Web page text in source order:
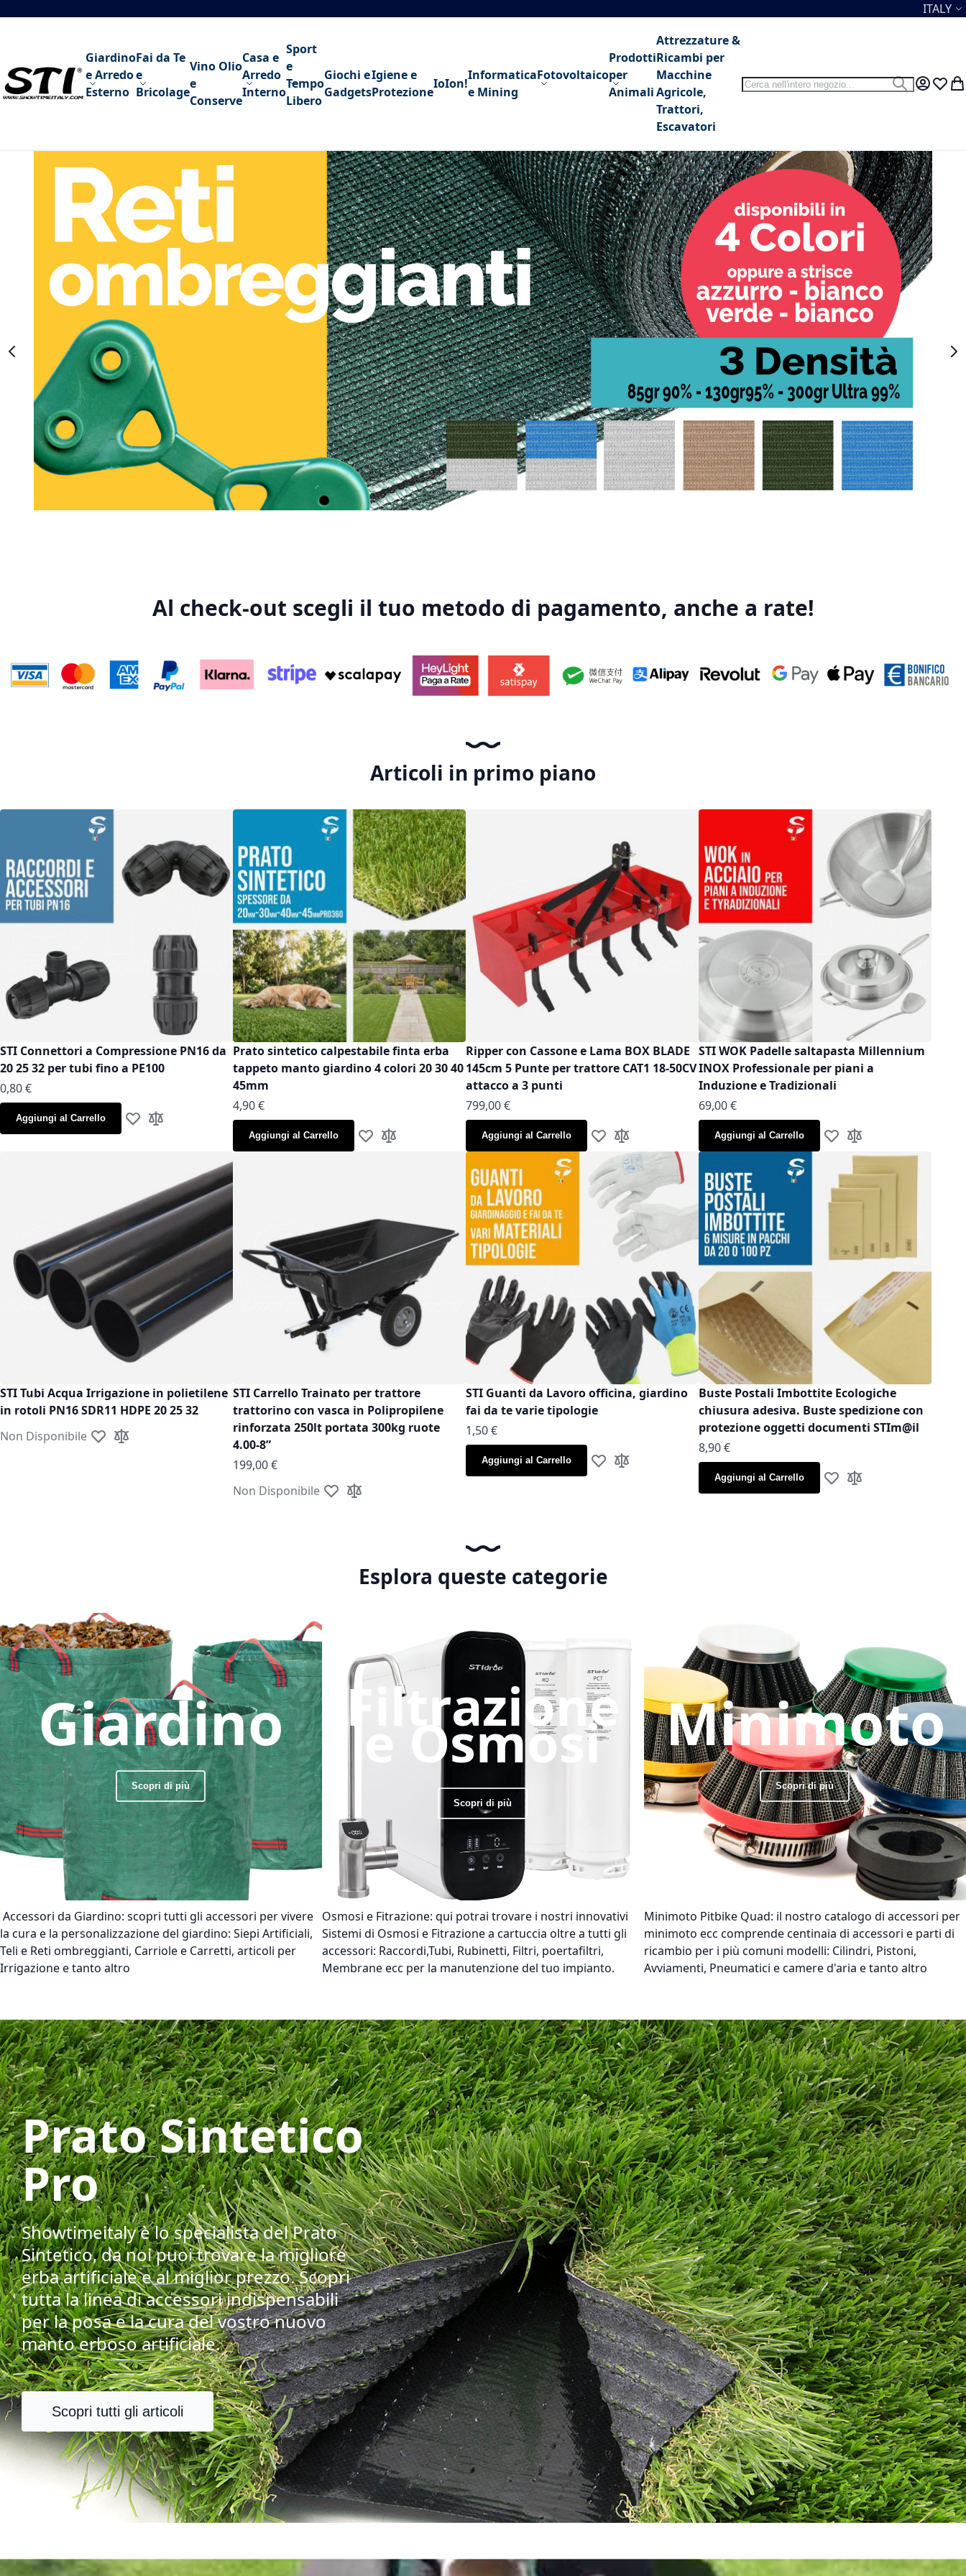
Salta al contenuto Lingua
ITALY
Giardino
e Arredo
Esterno
Fai da Te
e
Bricolage
Vino Olio
e
Conserve
Casa e
Arredo
Interno
Sport
e
Tempo
Libero
Giochi e
Gadgets
Igiene e
Protezione
IoIon!
Informatica
e Mining
Fotovoltaico
Prodotti
per
Animali
Attrezzature &
Ricambi per
Macchine
Agricole,
Trattori,
Escavatori
Search
Search
My Lista
Al check-out scegli il tuo metodo di pagamento, anche a rate!
Articoli in primo piano
STI Connettori a Compressione PN16 da
20 25 32 per tubi fino a PE100
As low as
0,80 €
Aggiungi al Carrello Aggiungi alla lista desideri
Aggiungi al confronto
Prato sintetico calpestabile finta erba
tappeto manto giardino 4 colori 20 30 40
45mm
As low as
4,90 €
Aggiungi al Carrello Aggiungi alla lista desideri
Aggiungi al confronto
Ripper con Cassone e Lama BOX BLADE
145cm 5 Punte per trattore CAT1 18-50CV
attacco a 3 punti
799,00 €
Aggiungi al Carrello Aggiungi alla lista desideri
Aggiungi al confronto
STI WOK Padelle saltapasta Millennium
INOX Professionale per piani a
Induzione e Tradizionali
As low as
69,00 €
Aggiungi al Carrello Aggiungi alla lista desideri
Aggiungi al confronto
STI Tubi Acqua Irrigazione in polietilene
in rotoli PN16 SDR11 HDPE 20 25 32
Non Disponibile Aggiungi alla lista desideri
Aggiungi al confronto
STI Carrello Trainato per trattore
trattorino con vasca in Polipropilene
rinforzata 250lt portata 300kg ruote
4.00-8”
199,00 €
Non Disponibile Aggiungi alla lista desideri
Aggiungi al confronto
STI Guanti da Lavoro officina, giardino
fai da te varie tipologie
As low as
1,50 €
Aggiungi al Carrello Aggiungi alla lista desideri
Aggiungi al confronto
Buste Postali Imbottite Ecologiche
chiusura adesiva. Buste spedizione con
protezione oggetti documenti STIm@il
As low as
8,90 €
Aggiungi al Carrello Aggiungi alla lista desideri
Aggiungi al confronto
Esplora queste categorie
Giardino
Scopri di più
Accessori da Giardino: scopri tutti gli accessori per vivere
la cura e la personalizzazione del giardino: Siepi Artificiali,
Teli e Reti ombreggianti, Carriole e Carretti, articoli per
Irrigazione e tanto altro
Filtrazione
e Osmosi
Scopri di più
Osmosi e Fitrazione: qui potrai trovare i nostri innovativi
Sistemi di Osmosi e Fitrazione a cartuccia oltre a tutti gli
accessori: Raccordi,Tubi, Rubinetti, Filtri, poertafiltri,
Membrane ecc per la manutenzione del tuo impianto.
Minimoto
Scopri di più
Minimoto Pitbike Quad: il nostro catalogo di accessori per
minimoto ecc comprende centinaia di accessori e parti di
ricambio per i più comuni modelli: Cilindri, Pistoni,
Avviamenti, Pneumatici e camere d'aria e tanto altro
Prato Sintetico
Pro
Showtimeitaly è lo specialista del Prato
Sintetico, da noi puoi trovare la migliore
erba artificiale e al miglior prezzo. Scopri
tutta la linea di accessori indispensabili
per la posa e la cura del vostro nuovo
manto erboso artificiale.
Scopri tutti gli articoli